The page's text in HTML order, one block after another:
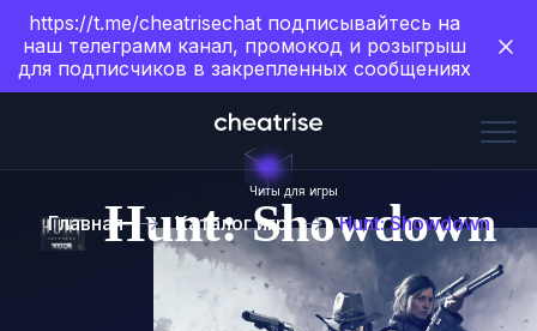
https://t.me/cheatrisechat подписывайтесь на
наш телеграмм канал, промокод и розыгрыш
для подписчиков в закрепленных сообщениях
Главная Каталог игр Hunt: Showdown
Читы для игры
Hunt: Showdown